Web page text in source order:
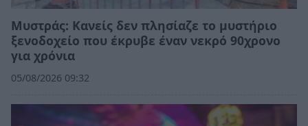
Mυστράς: Κανείς δεν πλησίαζε το μυστήριο
ξενοδοχείο που έκρυβε έναν νεκρό 90χρονο
για χρόνια
05/08/2026 09:32